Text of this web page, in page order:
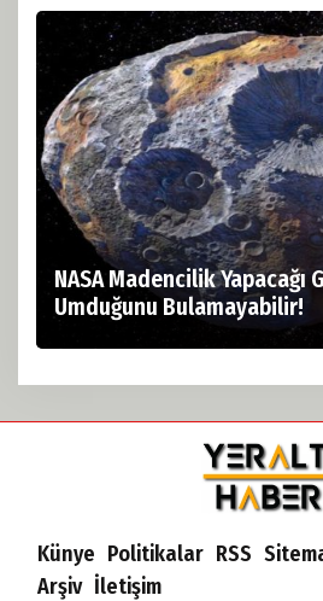
NASA Madencilik Yapacağı
Umduğunu Bulamayabilir!
Künye Politikalar RSS
Arşiv İletişim